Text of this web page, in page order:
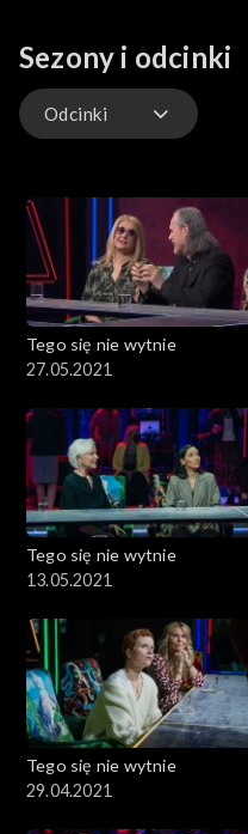
Sezony i odcinki
Odcinki
Tego się nie wytnie
27.05.2021
Tego się nie wytnie
13.05.2021
Tego się nie wytnie
29.04.2021